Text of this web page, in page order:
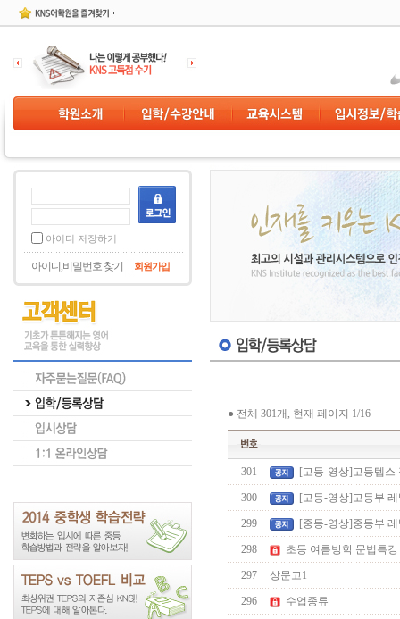
아이디 저장하기
아이디,비밀번호 찾기 회원가입
● 전체 301개, 현재 페이지 1/16
301 [고등-영상]고등텝스
300 [고등-영상]고등부
299 [중등-영상]중등부
298 초등 여름방학 문법특강
297 상문고1
296 수업종류